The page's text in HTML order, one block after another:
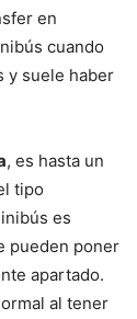
en
cuando
y suele haber
, es hasta un
tipo
es
pueden poner
apartado.
al tener